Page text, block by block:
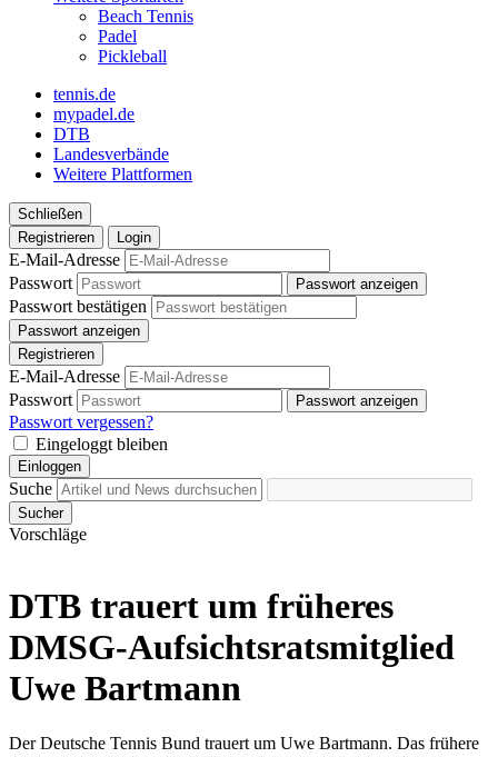
Beach Tennis
Padel
Pickleball
tennis.de
mypadel.de
DTB
Landesverbände
Weitere Plattformen
Schließen
Registrieren
Login
E-Mail-Adresse
Passwort
Passwort anzeigen
Passwort bestätigen
Passwort anzeigen
Registrieren
E-Mail-Adresse
Passwort
Passwort anzeigen
Passwort vergessen?
Eingeloggt bleiben
Einloggen
Suche
Sucher
Vorschläge
DTB trauert um früheres
DMSG-Aufsichtsratsmitglied
Uwe Bartmann
Der Deutsche Tennis Bund trauert um Uwe Bartmann. Das frühere